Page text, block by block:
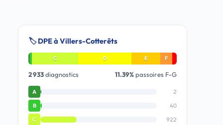
🏷️ DPE à Villers-Cotterêts
C D E F
2 933diagnostics 11.39%passoires F-G
A 2
B 40
C 922